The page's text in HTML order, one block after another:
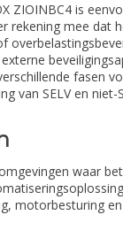
ZIOINBC4 is
rekening mee dat
fasen
van SELV en niet-
waar
motorbesturing